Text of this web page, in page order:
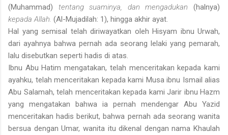
(Muhammad) tentang suaminya, dan mengadukan(halnya)
kepada Allah. (Al-Mujadilah: 1), hingga akhir ayat.
Hal yang semisal telah diriwayatkan oleh Hisyam ibnu Urwah,
dari ayahnya bahwa pernah ada seorang lelaki yang pemarah,
lalu disebutkan seperti hadis di atas.
Ibnu Abu Hatim mengatakan, telah menceritakan kepada kami
ayahku, telah menceritakan kepada kami Musa ibnu Ismail alias
Abu Salamah, telah menceritakan kepada kami Jarir ibnu Hazm
yang mengatakan bahwa ia pernah mendengar Abu Yazid
menceritakan hadis berikut, bahwa pernah ada seorang wanita
bersua dengan Umar, wanita itu dikenal dengan nama Khaulah